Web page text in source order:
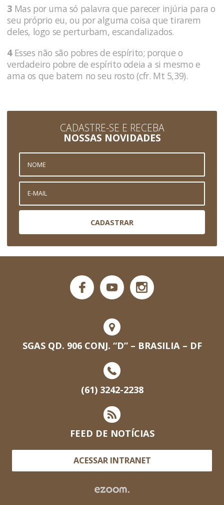
3 Mas por uma só palavra que parecer injúria para o
seu próprio eu, ou por alguma coisa que tirarem
deles, logo se perturbam, escandalizados.
4Esses não são pobres de espírito; porque o
verdadeiro pobre de espírito odeia a si mesmo e
ama os que batem no seu rosto (cfr. Mt 5,39).
CADASTRE-SE E RECEBA
NOSSAS NOVIDADES
CADASTRAR
SGAS QD. 906 CONJ. “D” – BRASILIA – DF
(61) 3242-2238
FEED DE NOTÍCIAS
ACESSAR INTRANET